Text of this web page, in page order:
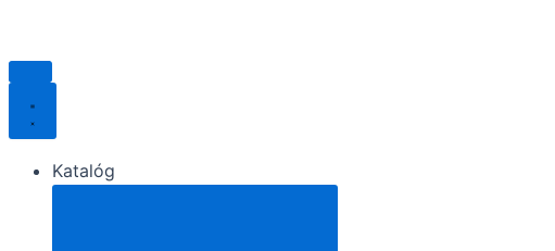
Katalóg